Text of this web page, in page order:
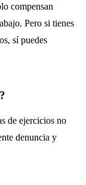
compensan
Pero si tienes
sí puedes
de ejercicios no
denuncia y